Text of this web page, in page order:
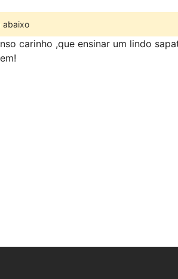
abaixo
carinho ,que ensinar um lindo